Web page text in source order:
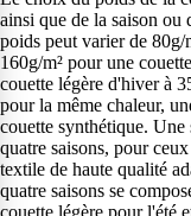
ainsi que de la saison ou
poids peut varier de 80g/
160g/m² pour une
couette légère d'hiver à
pour la même chaleur,
couette synthétique.
quatre saisons, pour
textile de haute qualité
quatre saisons se
couette légère pour l'été